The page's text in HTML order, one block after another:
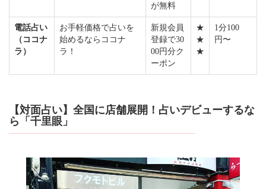
が無料
電話占い
（ココナ
ラ）
お手軽価格で占いを
始めるならココナ
ラ！
新規会員
登録で30
00円分ク
ーポン
★
★
★
1分100
円〜
【対面占い】全国に店舗展開！占いデビューするな
ら「千里眼」